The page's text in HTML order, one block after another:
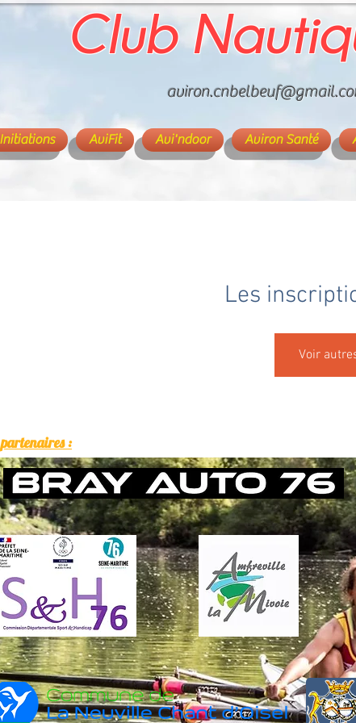
Club
Initiations AviFit Avi'ndoor Aviron Santé
Les
Voir
: